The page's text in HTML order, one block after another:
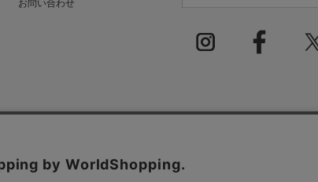
お問い合わせ
採用情報